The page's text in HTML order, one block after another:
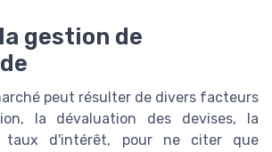
gestion de
peut résulter de divers facteurs
la dévaluation des devises, la
taux d'intérêt, pour ne citer que